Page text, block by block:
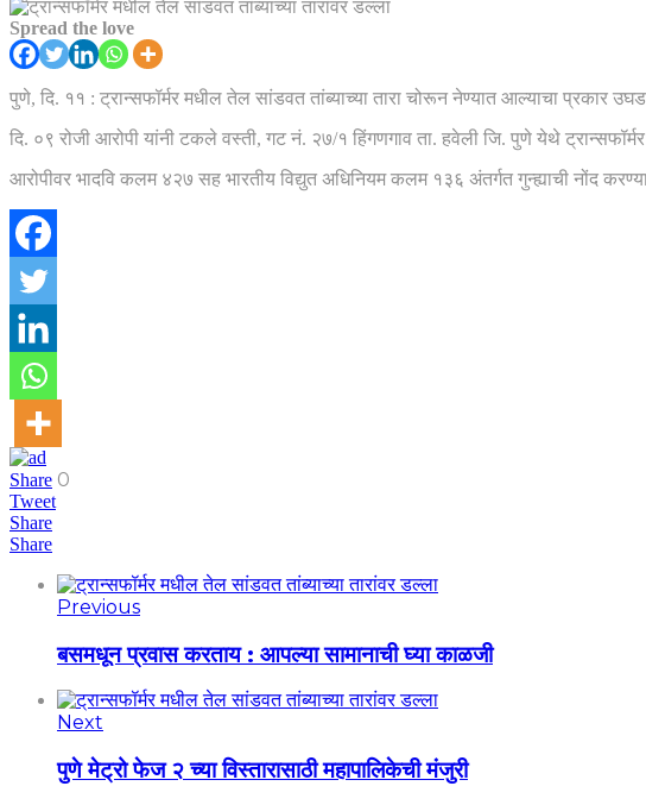
Spread the love
पुणे, दि. ११ : ट्रान्सफॉर्मर मधील तेल सांडवत तांब्याच्या तारा चोरून नेण्यात आल्याचा
दि. ०९ रोजी आरोपी यांनी टकले वस्ती, गट नं. २७/१ हिंगणगाव ता. हवेली जि. पुणे येथे
आरोपीवर भादवि कलम ४२७ सह भारतीय विद्युत अधिनियम कलम १३६ अंतर्गत गुन्ह्याची नोंद
Share 0
Tweet
Share
Share
Previous
बसमधून प्रवास करताय : आपल्या सामानाची घ्या काळजी
Next
पुणे मेट्रो फेज २ च्या विस्तारासाठी महापालिकेची मंजुरी